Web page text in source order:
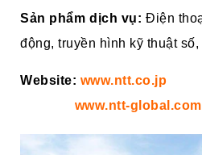
Sản phẩm dịch vụ: Điện
động, truyền hình kỹ thuật
Website: www.ntt.co.jp
www.ntt-global .com